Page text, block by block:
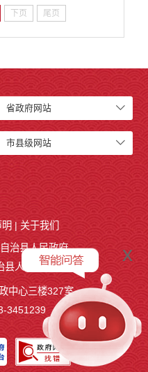
下页 尾页
省政府网站
市县级网站
明 | 关于我们
治县人民政府
县人民政府办公室
中心三楼327室
3451239
x